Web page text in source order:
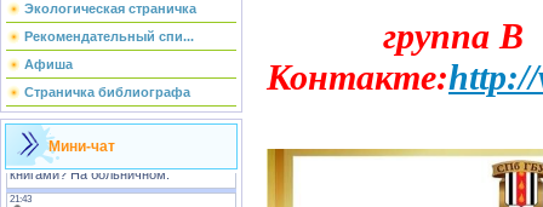
Экологическая страничка
Рекомендательный спи...
Афиша
Страничка библиографа
Мини-чат
группа В
Контакте:http://